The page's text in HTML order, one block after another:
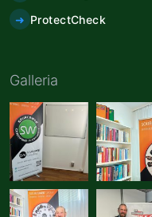
ProtectCheck
Galleria